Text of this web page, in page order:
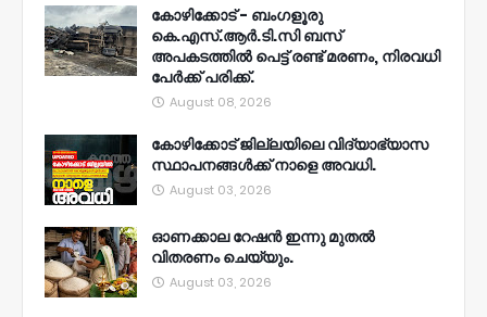
കോഴിക്കോട് - ബംഗളൂരു
കെ.എസ്.ആർ.ടി.സി ബസ്
അപകടത്തിൽ പെട്ട് രണ്ട് മരണം, നിരവധി
പേർക്ക് പരിക്ക്.
August 08, 2026
കോഴിക്കോട് ജില്ലയിലെ വിദ്യാഭ്യാസ
സ്ഥാപനങ്ങൾക്ക് നാളെ അവധി.
August 03, 2026
ഓണക്കാല റേഷൻ ഇന്നു മുതല്‍
വിതരണം ചെയ്യും.
August 03, 2026